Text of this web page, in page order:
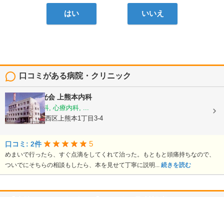
はい いいえ
口コミがある病院・クリニック
医療法人陽光会 上熊本内科
内科, 神経内科, 心療内科, ...
熊本県熊本市西区上熊本1丁目3-4
口コミ: 2件 5
めまいで行ったら、すぐ点滴をしてくれて治った。もともと頭痛持ちなので、
ついでにそちらの相談もしたら、本を見せて丁寧に説明... 続きを読む